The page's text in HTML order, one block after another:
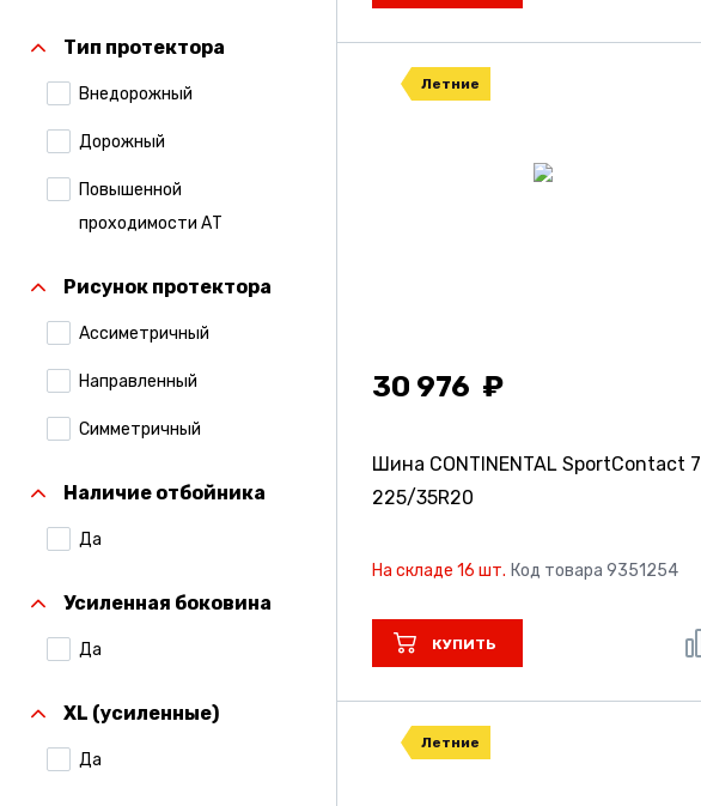
Gislaved
Gripmax
Kumho
Laufenn
Тип протектора
Внедорожный
Дорожный
Повышенной
проходимости АТ
Рисунок протектора
Ассиметричный
Направленный
Симметричный
Наличие отбойника
Да
Усиленная боковина
Да
XL (усиленные)
Да
Летние
30 976
Шина CONTINENTAL SportContact 7
225/35R20
На складе 16 шт. Код товара 9351254
КУПИТЬ
Летние